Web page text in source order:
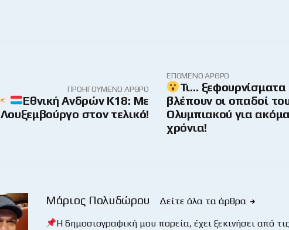
ΠΡΟΗΓΟΎΜΕΝΟ ΆΡΘΡΟ
Εθνική Ανδρών Κ18: Με
Λουξεμβούργο στον τελικό!
ΕΠΌΜΕΝΟ ΆΡΘΡΟ
Τι…
βλέπουν οι οπαδοί
Ολυμπιακού για
χρόνια!
Μάριος Πολυδώρου
Δείτε όλα τα άρθρα
Η δημοσιογραφική μου πορεία, έχει ξεκινήσει από